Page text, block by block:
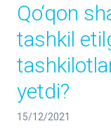
Qo‘qon
tashkil
yetdi?
15/12/2021